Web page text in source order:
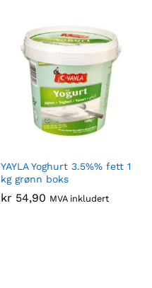
YAYLA Yoghurt 3.5%% fett 1
kg grønn boks
kr 54,90 MVA inkludert